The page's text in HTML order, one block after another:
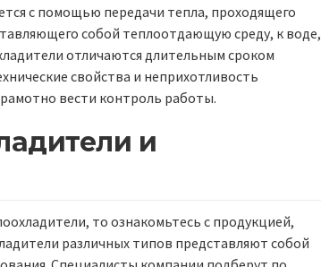
с помощью передачи тепла, проходящего
собой теплоотдающую среду, к воде,
отличаются длительным сроком
свойства и неприхотливость
вести контроль работы.
и
то ознакомьтесь с продукцией,
различных типов представляют собой